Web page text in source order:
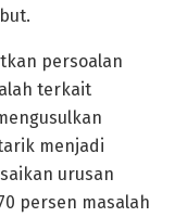
persoalan
terkait
menjadi
urusan
persen masalah